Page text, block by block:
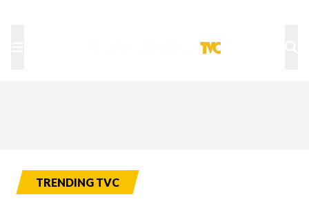
TRENDING TVC